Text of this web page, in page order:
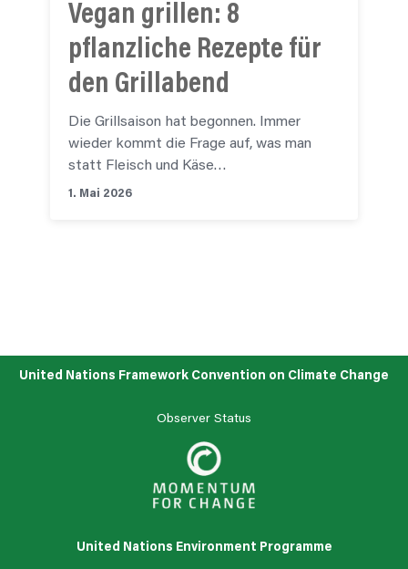
Vegan grillen: 8
pflanzliche Rezepte für
den Grillabend
Die Grillsaison hat begonnen. Immer
wieder kommt die Frage auf, was man
statt Fleisch und Käse…
1. Mai 2026
United Nations Framework Convention on Climate Change
Observer Status
United Nations Environment Programme